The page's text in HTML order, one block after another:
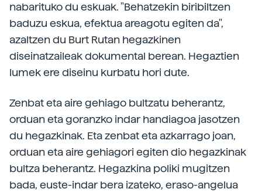
nabarituko du eskuak. "Behatzekin biribiltzen
baduzu eskua, efektua areagotu egiten da",
azaltzen du Burt Rutan hegazkinen
diseinatzaileak dokumental berean. Hegaztien
lumek ere diseinu kurbatu hori dute.
Zenbat eta aire gehiago bultzatu beherantz,
orduan eta goranzko indar handiagoa jasotzen
du hegazkinak. Eta zenbat eta azkarrago joan,
orduan eta aire gehiagori egiten dio hegazkinak
bultza beherantz. Hegazkina poliki mugitzen
bada, euste-indar bera izateko, eraso-angelua